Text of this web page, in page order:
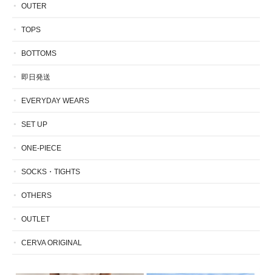
OUTER
TOPS
BOTTOMS
即日発送
EVERYDAY WEARS
SET UP
ONE-PIECE
SOCKS・TIGHTS
OTHERS
OUTLET
CERVA ORIGINAL